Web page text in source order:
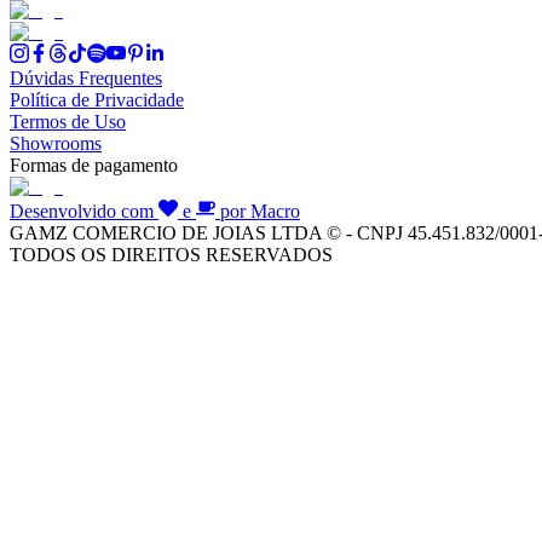
Dúvidas Frequentes
Política de Privacidade
Termos de Uso
Showrooms
Formas de pagamento
Desenvolvido com e
por Macro
GAMZ COMERCIO DE JOIAS LTDA © - CNPJ 45.451.832/
TODOS OS DIREITOS RESERVADOS